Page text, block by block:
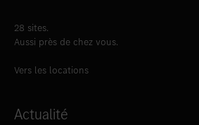
28 sites.
Aussi près de chez vous.
Vers les locations
Actualité